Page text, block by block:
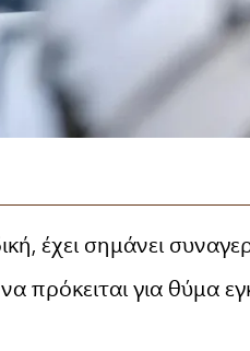
έχει σημάνει
πρόκειται για θύμα